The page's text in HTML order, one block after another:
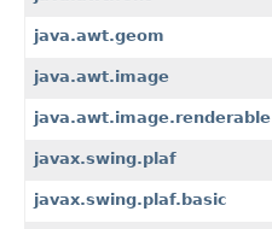
java.awt.geom
java.awt.image
java.awt.image.renderable
javax.swing.plaf
javax.swing.plaf.basic